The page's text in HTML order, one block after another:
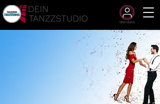
Members